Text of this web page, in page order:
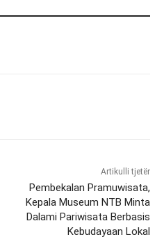
Artikulli tjetër
Pembekalan Pramuwisata,
Kepala Museum NTB Minta
Dalami Pariwisata Berbasis
Kebudayaan Lokal